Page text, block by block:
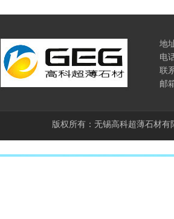
地
电
联
邮
版权所有：无锡高科超薄石材有